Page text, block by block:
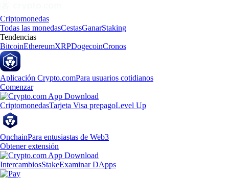
Criptomonedas
Todas las monedasCestasGanarStaking
Tendencias
BitcoinEthereumXRPDogecoinCronos
Aplicación Crypto.comPara usuarios cotidianos
Comenzar
CriptomonedasTarjeta Visa prepagoLevel Up
OnchainPara entusiastas de Web3
Obtener extensión
IntercambiosStakeExaminar DApps